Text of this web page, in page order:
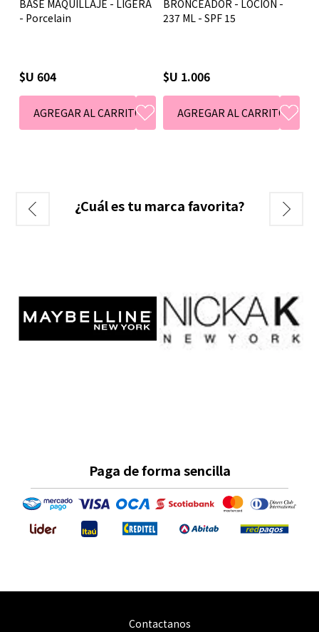
BRONCEADOR - LOCION -
237 ML - SPF 15
$U 1.006
ESPUMOSO - 473 ML
$U 1.234
¿Cuál es tu marca favorita?
Paga de forma sencilla
Contactanos